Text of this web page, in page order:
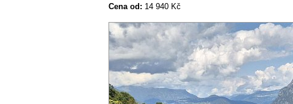
Cena od: 14 940 Kč